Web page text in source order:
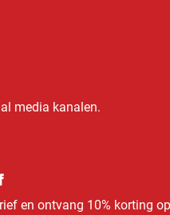
media kanalen.
en ontvang 10% korting op